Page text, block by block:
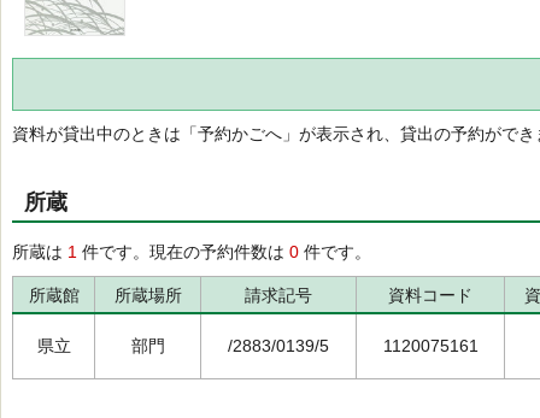
資料が貸出中のときは「予約かごへ」が表示され、貸出の予約ができ
所蔵
所蔵は 1 件です。現在の予約件数は 0 件です。
所蔵館 所蔵場所 請求記号 資料コード
県立 部門 /2883/0139/5 1120075161